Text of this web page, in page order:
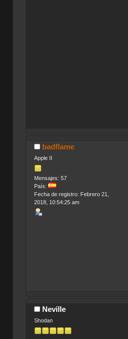
badflame
Apple II
Mensajes: 57
País:
Fecha de registro: Febrero 21,
2018, 10:54:25 am
Neville
Shodan